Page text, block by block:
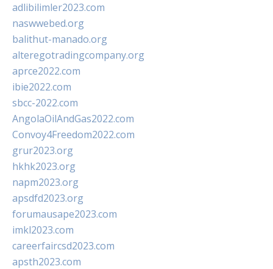
adlibilimler2023.com
naswwebed.org
balithut-manado.org
alteregotradingcompany.org
aprce2022.com
ibie2022.com
sbcc-2022.com
AngolaOilAndGas2022.com
Convoy4Freedom2022.com
grur2023.org
hkhk2023.org
napm2023.org
apsdfd2023.org
forumausape2023.com
imkl2023.com
careerfaircsd2023.com
apsth2023.com